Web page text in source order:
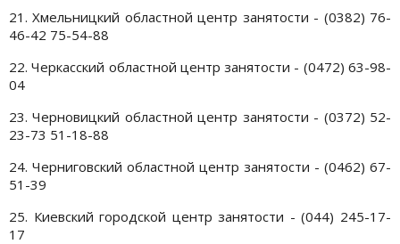
21. Хмельницкий областной центр занятости - (0382) 76-
46-42 75-54-88
22. Черкасский областной центр занятости - (0472) 63-98-
04
23. Черновицкий областной центр занятости - (0372) 52-
23-73 51-18-88
24. Черниговский областной центр занятости - (0462) 67-
51-39
25. Киевский городской центр занятости - (044) 245-17-
17